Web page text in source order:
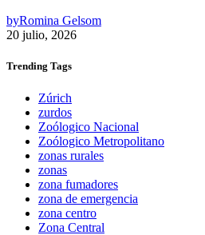
byRomina Gelsom
20 julio, 2026
Trending Tags
Zúrich
zurdos
Zoólogico Nacional
Zoólogico Metropolitano
zonas rurales
zonas
zona fumadores
zona de emergencia
zona centro
Zona Central